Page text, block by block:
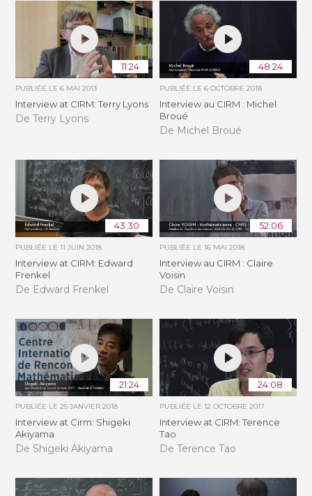
11:24
PUBLIÉE LE6 MAI 2013
Interview at CIRM: Terry Lyons
De Terry Lyons
48:24
PUBLIÉE LE 6 OCTOBRE 2018
Interview au CIRM : Michel
Broué
De Michel Broué
43:30
PUBLIÉE LE11 JUIN 2018
Interview at CIRM: Edward
Frenkel
De Edward Frenkel
52:06
PUBLIÉE LE 16 MAI 2018
Interview au CIRM : Claire
Voisin
De Claire Voisin
21:24
PUBLIÉE LE25 JANVIER 2018
Interview at Cirm: Shigeki
Akiyama
De Shigeki Akiyama
24:08
PUBLIÉE LE 12 OCTOBRE 2017
Interview at CIRM: Terence
Tao
De Terence Tao